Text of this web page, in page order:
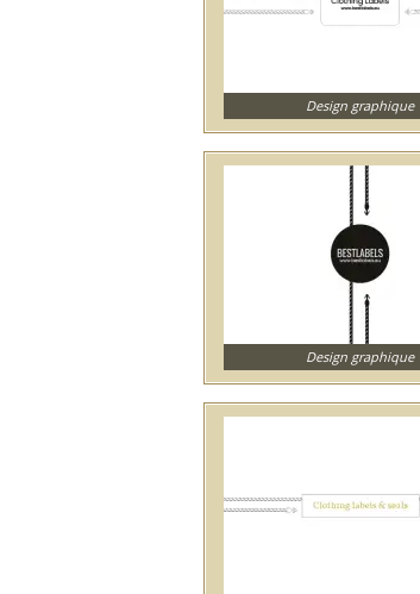
Design graphique
Design graphique